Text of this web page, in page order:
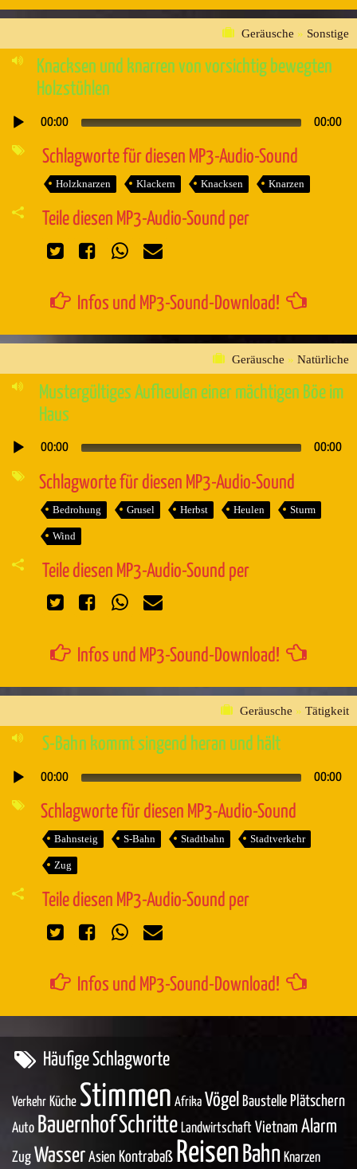
Geräusche » Sonstige
Knacksen und knarren von vorsichtig bewegten
Holzstühlen
Audio-
00:00 00:00
Schlagworte für diesen MP3-Audio-Sound
Holzknarzen Klackern Knacksen Knarzen
Teile diesen MP3-Audio-Sound per
Infos und MP3-Sound-Download!
Geräusche » Natürliche
Mustergültiges Aufheulen einer mächtigen Böe im
Haus
Audio-
00:00 00:00
Schlagworte für diesen MP3-Audio-Sound
Bedrohung Grusel Herbst Heulen Sturm
Wind
Teile diesen MP3-Audio-Sound per
Infos und MP3-Sound-Download!
Geräusche » Tätigkeit
S-Bahn kommt singend heran und hält
Audio-
00:00 00:00
Schlagworte für diesen MP3-Audio-Sound
Bahnsteig S-Bahn Stadtbahn Stadtverkehr
Zug
Teile diesen MP3-Audio-Sound per
Infos und MP3-Sound-Download!
Häufige Schlagworte
Verkehr Küche Stimmen Afrika Vögel Baustelle Plätschern
Auto BauernhofSchritte Landwirtschaft Vietnam Alarm
Zug Wasser Asien Kontrabaß Reisen Bahn Knarzen